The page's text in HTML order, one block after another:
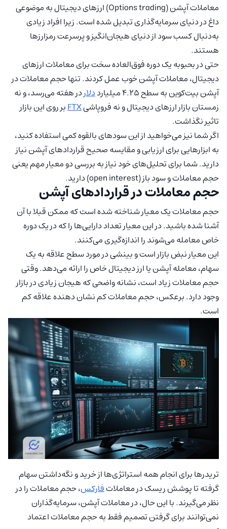
معاملات آپشن (Options trading) ارزهای دیجیتال به موضوعی
داغ در دنیای سرمایه‌گذاری تبدیل شده است. زیرا افراد زیادی
به‌دنبال کسب سود از دنیای هیجان‌انگیز و پرسرعت رمزارزها
هستند.
حتی در بحبوبه یک دوره فوق‌العاده سخت برای معاملات ارزهای
دیجیتال، معاملات آپشن خوب عمل کردند. تنها حجم معاملات در
آپشن بیت‌کوین به سطح 4.25 میلیارد
دلاردر هفته می‌رسد، و نه
زمستان بازار ارزهای دیجیتال و نه فروپاشیFTXبر روی این بازار
تاثیر نگذاشت.
اگر شما نیز می‌خواهید از این سودهای بالقوه کمی استفاده کنید،
به ابزارهایی برای ارزیابی و مقایسه صحیح قراردادهای آپشن نیاز
دارید. شما برای تحلیل‌های خود نیاز به بررسی دو معیار مهم یعنی
حجم معاملات و سود باز (open interest) دارید.
حجم معاملات در قراردادهای آپشن
حجم معاملات یک معیار شناخته شده است که ممکن قبلا با آن
آشنا شده باشید. در این معیار تعداد دارایی‌ها را که در یک دوره
خاص معامله می‌شوند را اندازه‌گیری می‌کنند.
این معیار نبض بازار است و بینشی در مورد سطح علاقه به یک
سهام، معامله آپشن یا ارز دیجیتال خاص را ارائه می‌دهد. وقتی
حجم معاملات زیاد است، نشانه واضحی که هیجان زیادی در بازار
وجود دارد. برعکس، حجم معاملات کم نشان دهنده علاقه کم
است.
تریدرها برای انجام همه استراتژی‌ها از خرید و نگه‌داشتن سهام
گرفته تا پوشش ریسک در معاملاتفارکس، حجم معاملات را در
نظر می‌گیرند. با این حال، در معاملات آپشن، سرمایه‌گذاران
نمی‌توانند برای گرفتن تصمیم فقط به حجم معاملات اعتماد